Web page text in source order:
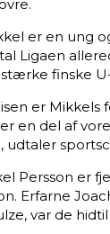
er en ung
Ligaen
finske
isen er
en del af
udtaler
Persson er
Erfarne
var de